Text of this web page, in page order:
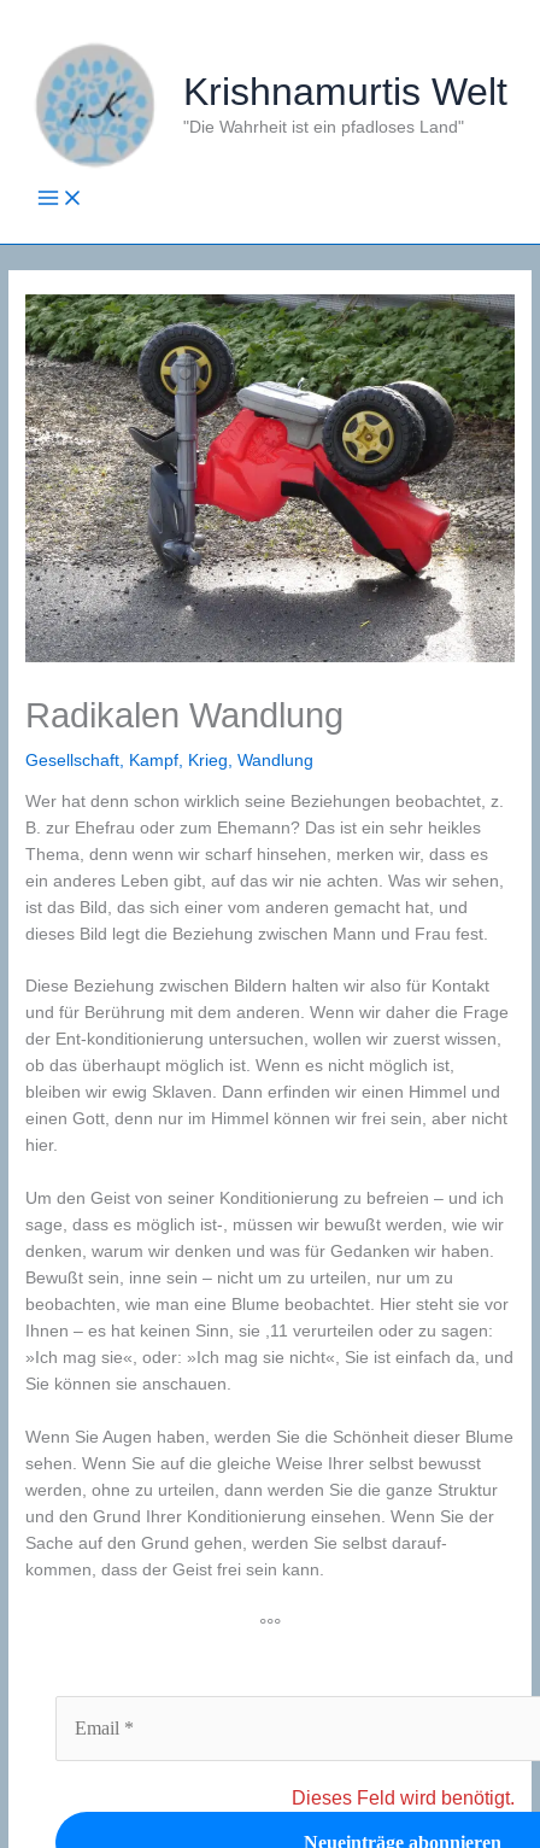
springen
Krishnamurtis Welt
"Die Wahrheit ist ein pfadloses Land"
Radikalen Wandlung
Gesellschaft Kampf Krieg ,Wandlung
Wer hat denn schon wirklich seine Beziehungen beobachtet, z.
B. zur Ehefrau oder zum Ehemann? Das ist ein sehr heikles
Thema, denn wenn wir scharf hinsehen, merken wir, dass es
ein anderes Leben gibt, auf das wir nie achten. Was wir sehen,
ist das Bild, das sich einer vom anderen gemacht hat, und
dieses Bild legt die Beziehung zwischen Mann und Frau fest.
Diese Beziehung zwischen Bildern halten wir also für Kontakt
und für Berührung mit dem anderen. Wenn wir daher die Frage
der Ent-konditionierung untersuchen, wollen wir zuerst wissen,
ob das überhaupt möglich ist. Wenn es nicht möglich ist,
bleiben wir ewig Sklaven. Dann erfinden wir einen Himmel und
einen Gott, denn nur im Himmel können wir frei sein, aber nicht
hier.
Um den Geist von seiner Konditionierung zu befreien – und ich
sage, dass es möglich ist-, müssen wir bewußt werden, wie wir
denken, warum wir denken und was für Gedanken wir haben.
Bewußt sein, inne sein – nicht um zu urteilen, nur um zu
beobachten, wie man eine Blume beobachtet. Hier steht sie vor
Ihnen – es hat keinen Sinn, sie ,11 verurteilen oder zu sagen:
»Ich mag sie«, oder: »Ich mag sie nicht«, Sie ist einfach da, und
Sie können sie anschauen.
Wenn Sie Augen haben, werden Sie die Schönheit dieser Blume
sehen. Wenn Sie auf die gleiche Weise Ihrer selbst bewusst
werden, ohne zu urteilen, dann werden Sie die ganze Struktur
und den Grund Ihrer Konditionierung einsehen. Wenn Sie der
Sache auf den Grund gehen, werden Sie selbst darauf-
kommen, dass der Geist frei sein kann.
°°°
Dieses Feld wird benötigt.